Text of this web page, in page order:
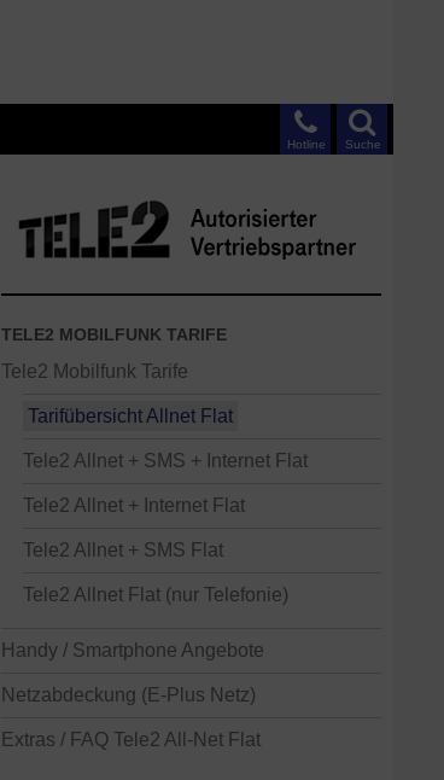
Suche
Hotline
TELE2 MOBILFUNK TARIFE
Tele2 Mobilfunk Tarife
Tarifübersicht Allnet Flat
Tele2 Allnet + SMS + Internet Flat
Tele2 Allnet + Internet Flat
Tele2 Allnet + SMS Flat
Tele2 Allnet Flat (nur Telefonie)
Handy / Smartphone Angebote
Netzabdeckung (E-Plus Netz)
Extras / FAQ Tele2 All-Net Flat